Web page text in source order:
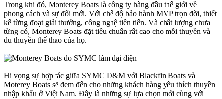
Trong khi đó, Monterey Boats là công ty hàng đầu thế giới về
phong cách và sự đổi mới. Với chế độ bảo hành MVP trọn đời, thiết
kế từng đoạt giải thưởng, công nghệ tiên tiến. Và chất lượng chưa
từng có, Monterey Boats đặt tiêu chuẩn rất cao cho mỗi thuyền và
du thuyền thể thao của họ.
Hi vọng sự hợp tác giữa SYMC D&M với Blackfin Boats và
Moterey Boats sẽ đem đến cho những khách hàng yêu thích thuyền
nhập khẩu ở Việt Nam. Đây là những sự lựa chọn mới cùng với